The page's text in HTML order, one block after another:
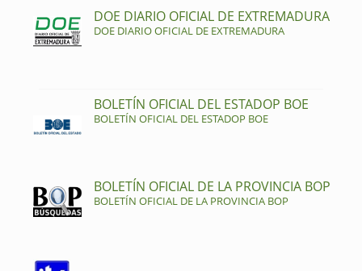
DOE DIARIO OFICIAL DE EXTREMADURA
DOE DIARIO OFICIAL DE EXTREMADURA
BOLETÍN OFICIAL DEL ESTADOP BOE
BOLETÍN OFICIAL DEL ESTADOP BOE
BOLETÍN OFICIAL DE LA PROVINCIA BOP
BOLETÍN OFICIAL DE LA PROVINCIA BOP